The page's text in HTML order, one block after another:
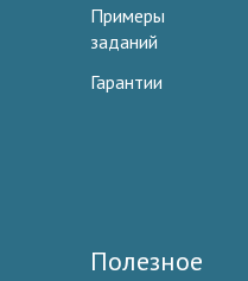
Примеры
заданий
Гарантии
Полезное